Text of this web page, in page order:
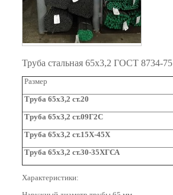
Труба стальная 65x3,2 ГОСТ 8734-75
Размер
Труба 65x3,2 ст.20
Труба 65x3,2 ст.09Г2С
Труба 65x3,2 ст.15Х-45Х
Труба 65x3,2 ст.30-35ХГСА
Характеристики: